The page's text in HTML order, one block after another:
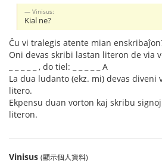
Vinisus:
Kial ne?
Ĉu vi tralegis atente mian
Oni devas skribi lastan literon de via
_ _ _ _ _ , do tiel: _ _ _ _ _ A
La dua ludanto (ekz. mi) devas
litero.
Ekpensu duan vorton kaj skribu
literon.
Vinisus (顯示個人資料)